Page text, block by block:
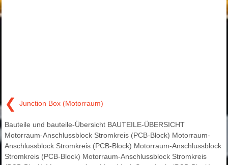
❮ Junction Box (Motorraum)
Bauteile und bauteile-Übersicht BAUTEILE-ÜBERSICHT
Motorraum-Anschlussblock Stromkreis (PCB-Block) Motorraum-
Anschlussblock Stromkreis (PCB-Block) Motorraum-Anschlussblock
Stromkreis (PCB-Block) Motorraum-Anschlussblock Stromkreis